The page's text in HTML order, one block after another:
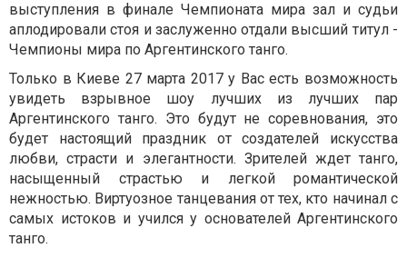
выступления в финале Чемпионата мира зал и судьи
аплодировали стоя и заслуженно отдали высший титул -
Чемпионы мира по Аргентинского танго.
Только в Киеве 27 марта 2017 у Вас есть возможность
увидеть взрывное шоу лучших из лучших пар
Аргентинского танго. Это будут не соревнования, это
будет настоящий праздник от создателей искусства
любви, страсти и элегантности. Зрителей ждет танго,
насыщенный страстью и легкой романтической
нежностью. Виртуозное танцевания от тех, кто начинал с
самых истоков и учился у основателей Аргентинского
танго.